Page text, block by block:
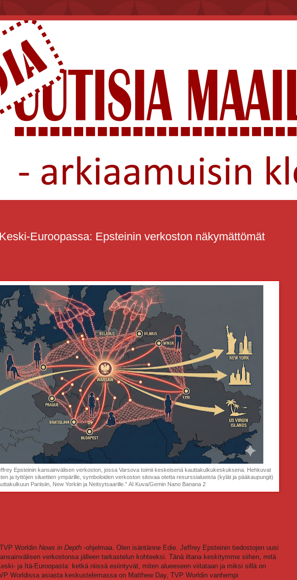
Euroopassa: Epsteinin verkoston näkymättömät
Epsteinin kansainvälisen verkoston, jossa Varsova toimii keskeisenä kauttakulkukeskuksena. Hehkuvat
ja tyttöjen siluettien ympärille, symboloiden verkoston sitovaa otetta resurssialueista (kylät ja pääkaupungit)
Pariisiin, New Yorkiin ja Neitsytsaarille.” AI Kuva/Gemin Nano Banana 2
Worldin News in Depth -ohjelmaa. Olen isäntänne Edie. Jeffrey Epsteinin tiedostojen uusi
verkostonsa jälleen tarkastelun kohteeksi. Tänä iltana keskitymme siihen, mitä
ja Itä-Euroopasta: ketkä niissä esiintyvät, miten alueeseen viitataan ja miksi sillä on
Worldissa asiasta keskustelemassa on Matthew Day, TVP Worldin vanhempi